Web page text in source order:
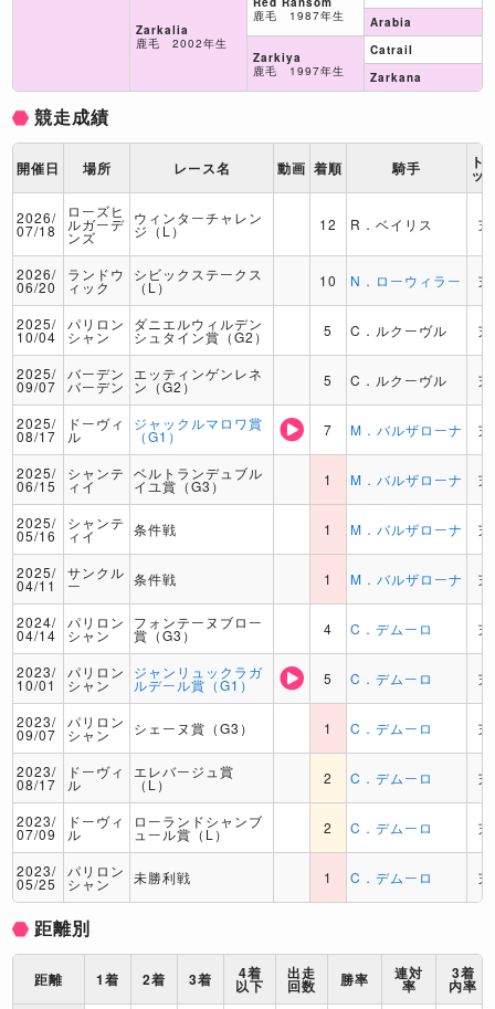
Zarkalia
鹿毛 2002年生
鹿毛 1987年生
Zarkiya
鹿毛 1997年生
Arabia
Catrail
Zarkana
競走成績
開催日 場所 レース名 動画 着順 騎手 ト
ッ
2026/
07/18
ローズヒ
ルガーデ
ンズ
ウィンターチャレン
ジ（L） 12 R．ベイリス 芝
2026/
06/20
ランドウ
ィック
シビックステークス
（L） 10 N．ローウィラー 芝
2025/
10/04
パリロン
シャン
ダニエルウィルデン
シュタイン賞（G2） 5 C．ルクーヴル 芝
2025/
09/07
バーデン
バーデン
エッティンゲンレネ
ン（G2） 5 C．ルクーヴル 芝
2025/
08/17
ドーヴィ
ル
ジャックルマロワ賞
（G1） 7 M．バルザローナ 芝
2025/
06/15
シャンテ
ィイ
ベルトランデュブル
イユ賞（G3） 1 M．バルザローナ 芝
2025/
05/16
シャンテ
ィイ 条件戦 1 M．バルザローナ 芝
2025/
04/11
サンクル
ー 条件戦 1 M．バルザローナ 芝
2024/
04/14
パリロン
シャン
フォンテーヌブロー
賞（G3） 4 C．デムーロ 芝
2023/
10/01
パリロン
シャン
ジャンリュックラガ
ルデール賞（G1） 5 C．デムーロ 芝
2023/
09/07
パリロン
シャン シェーヌ賞（G3） 1 C．デムーロ 芝
2023/
08/17
ドーヴィ
ル
エレバージュ賞
（L） 2 C．デムーロ 芝
2023/
07/09
ドーヴィ
ル
ローランドシャンブ
ュール賞（L） 2 C．デムーロ 芝
2023/
05/25
パリロン
シャン 未勝利戦 1 C．デムーロ 芝
距離別
距離 1着 2着 3着 4着
以下
出走
回数 勝率 連対
率
3着
内率